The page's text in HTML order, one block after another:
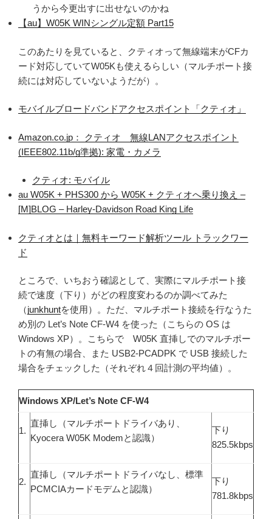
うから今更出すに出せないのかね
【au】W05K WINシングル定額 Part15
このあたりを見ていると、クティオって無線端末がCFカ
ード対応していてW05Kも使えるらしい（マルチポート接
続には対応していないようだが）。
モバイルブロードバンドアクセスポイント「クティオ」
Amazon.co.jp： クティオ 無線LANアクセスポイント
(IEEE802.11b/g準拠): 家電・カメラ
クティオ: モバイル
au W05K + PHS300 から W05K + クティオへ乗り換え –
[M]BLOG – Harley-Davidson Road King Life
クティオとは｜無料キーワード解析ツール トラックワー
ド
ところで、いちおう確認として、実際にマルチポート接
続で速度（下り）がどの程度変わるのか調べてみた
（junkhuntを使用）。ただ、マルチポート接続を行なうた
め別の Let’s Note CF-W4 を使った（こちらの OS は
Windows XP）。こちらで W05K 直挿しでのマルチポー
トの有無の場合、また USB2-PCADPK で USB 接続した
場合をチェックした（それぞれ４回計測の平均値）。
Windows XP/Let’s Note CF-W4
1.
直挿し（マルチポートドライバあり、
Kyocera W05K Modemと認識）
下り
825.5kbps
2.
直挿し（マルチポートドライバなし、標準
PCMCIAカードモデムと認識）
下り
781.8kbps